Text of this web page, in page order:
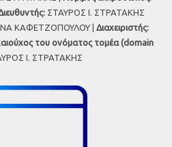
ΣΤΑΥΡΟΣ Ι. ΣΤΡΑΤΑΚΗΣ
ΚΑΦΕΤΖΟΠΟΥΛΟΥ | Διαχειριστής:
του ονόματος τομέα (domain
Ι. ΣΤΡΑΤΑΚΗΣ